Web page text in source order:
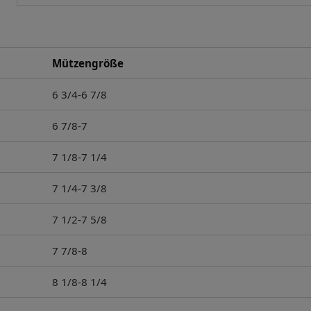
Mützengröße
6 3/4-6 7/8
6 7/8-7
7 1/8-7 1/4
7 1/4-7 3/8
7 1/2-7 5/8
7 7/8-8
8 1/8-8 1/4